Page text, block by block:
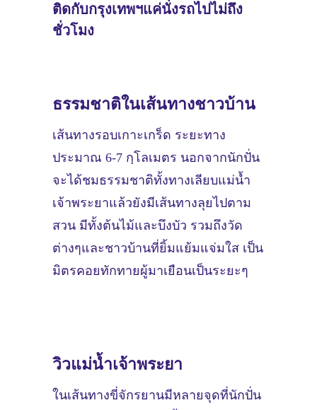
ติดกับกรุงเทพฯแค่นั่งรถไปไม่ถึง
ชั่วโมง
ธรรมชาติในเส้นทางชาวบ้าน
เส้นทางรอบเกาะเกร็ด ระยะทาง
ประมาณ 6-7 กฺโลเมตร นอกจากนักปั่น
จะได้ชมธรรมชาติทั้งทางเลียบแม่น้ำ
เจ้าพระยาแล้วยังมีเส้นทางลุยไปตาม
สวน มีทั้งต้นไม้และบึงบัว รวมถึงวัด
ต่างๆและชาวบ้านที่ยิ้มแย้มแจ่มใส เป็น
มิตรคอยทักทายผู้มาเยือนเป็นระยะๆ
วิวแม่น้ำเจ้าพระยา
ในเส้นทางขี่จักรยานมีหลายจุดที่นักปั่น